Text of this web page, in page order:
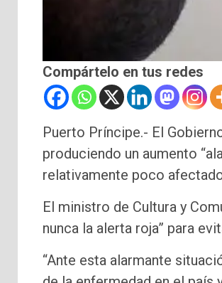
Compártelo en tus redes
Puerto Príncipe.- El
produciendo un aumento
relativamente poco
El ministro de Cultura y
nunca la alerta roja” para
“Ante esta alarmante